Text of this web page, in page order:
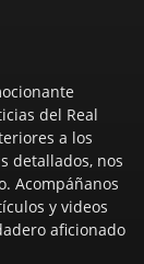
del Real
a los
detallados, nos
Acompáñanos
y videos
aficionado